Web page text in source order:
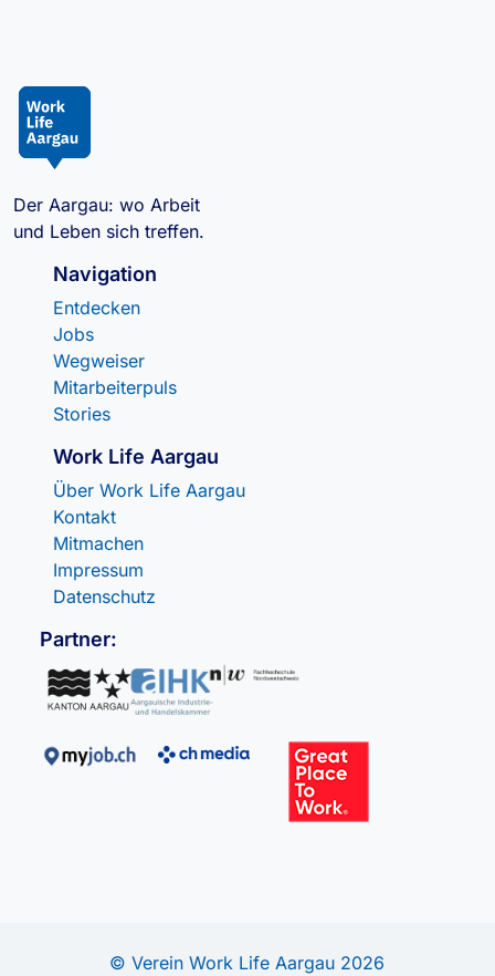
Der Aargau: wo Arbeit
und Leben sich treffen.
Navigation
Entdecken
Jobs
Wegweiser
Mitarbeiterpuls
Stories
Work Life Aargau
Über Work Life Aargau
Kontakt
Mitmachen
Impressum
Datenschutz
Partner:
© Verein Work Life Aargau 2026